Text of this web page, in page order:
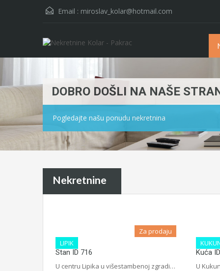
Email : miroslav_kolar@hotmail.com
DOBRO DOŠLI NA NAŠE
Pogledajte našu ponudu nekretnina
Nekretnine
LIPIK
Za prodaju
Stan ID 716
U centru Lipika u višestambenoj zgradi…
Kuća
U